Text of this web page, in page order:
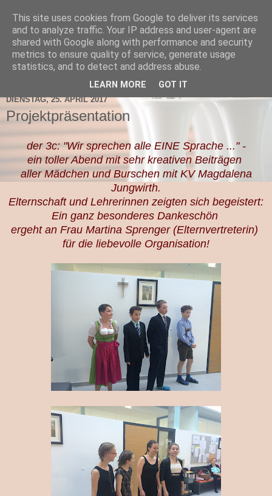
TNMS Bad Leonfelden
DIENSTAG, 25. APRIL 2017
Projektpräsentation
der 3c: "Wir sprechen alle EINE Sprache ..." -
ein toller Abend mit sehr kreativen Beiträgen
aller Mädchen und Burschen mit KV Magdalena
Jungwirth.
Elternschaft und Lehrerinnen zeigten sich begeistert:
Ein ganz besonderes Dankeschön
ergeht an Frau Martina Sprenger (Elternvertreterin)
für die liebevolle Organisation!
This site uses cookies from Google to deliver its services
and to analyze traffic. Your IP address and user-agent are
shared with Google along with performance and security
metrics to ensure quality of service, generate usage
statistics, and to detect and address abuse.
LEARN MORE GOT IT